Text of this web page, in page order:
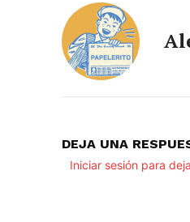
DEJA UNA
Iniciar sesión para